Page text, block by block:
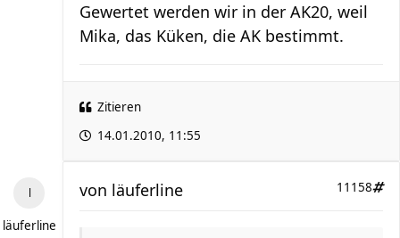
Gewertet werden wir in der AK20, weil
Mika, das Küken, die AK bestimmt.
Zitieren
14.01.2010, 11:55
läuferline
11158
von läuferline